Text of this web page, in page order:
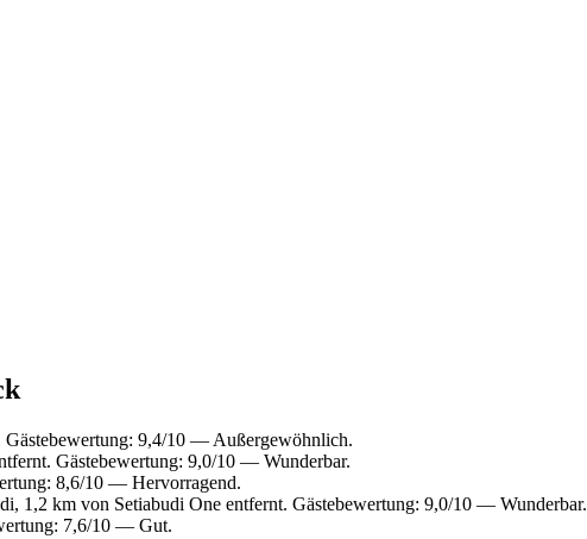
9,4/10 — Außergewöhnlich.
Gästebewertung: 9,0/10 — Wunderbar.
8,6/10 — Hervorragend.
1,2 km von Setiabudi One entfernt. Gästebewertung: 9,0/10 — Wunderbar.
7,6/10 — Gut.